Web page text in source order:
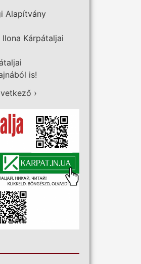
Alapítvány
Kárpátaljai
is!
›